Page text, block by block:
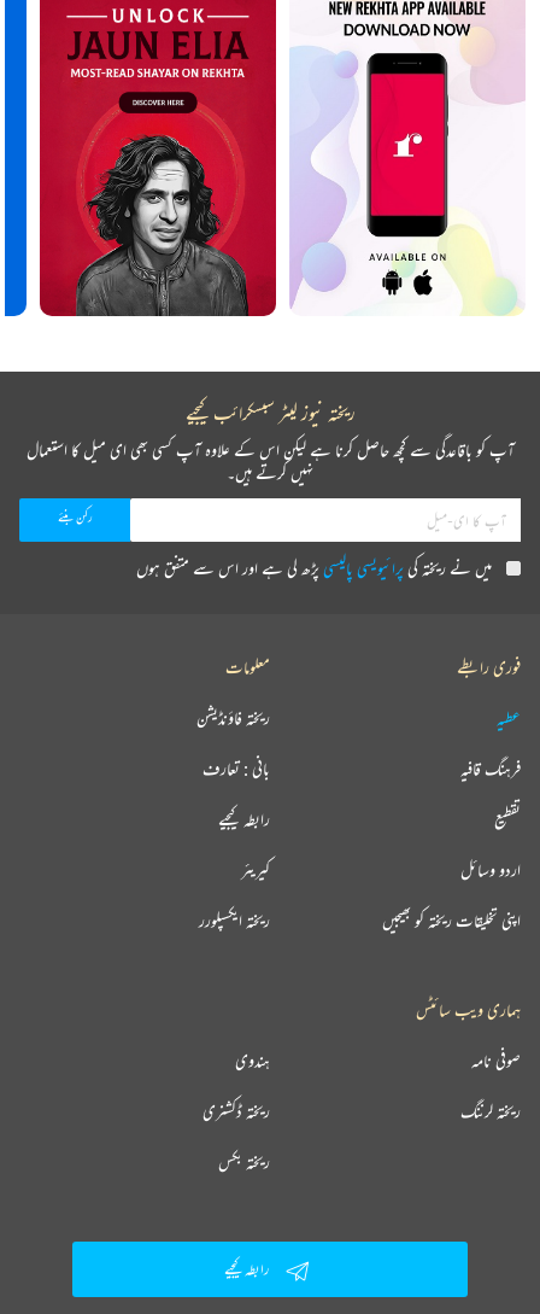
ریختہ نیوز لیٹر سبسکرائب کیجیے
آپ کو باقاعدگی سے کچھ حاصل کرنا ہے لیکن اس کے علاوہ آپ کسی بھی ای میل کا استعمال
نہیں کرتے ہیں۔
میں نے ریختہ کیپرائیویسی پالیسیپڑھ لی ہے اور اس سے متفق ہوں
فوری رابطے
عطیہ
فرہنگ قافیہ
تقطیع
اردو وسائل
اپنی تخلیقات ریختہ کو بھیجیں
معلومات
ریختہ فاؤنڈیشن
بانی : تعارف
رابطہ کیجیے
کیریئر
ریختہ ایکسپلورر
ہماری ویب سائٹس
ہندوی صوفی نامہ
ریختہ ڈکشنری ریختہ لرننگ
ریختہ بکس
رابطہ کیجیے